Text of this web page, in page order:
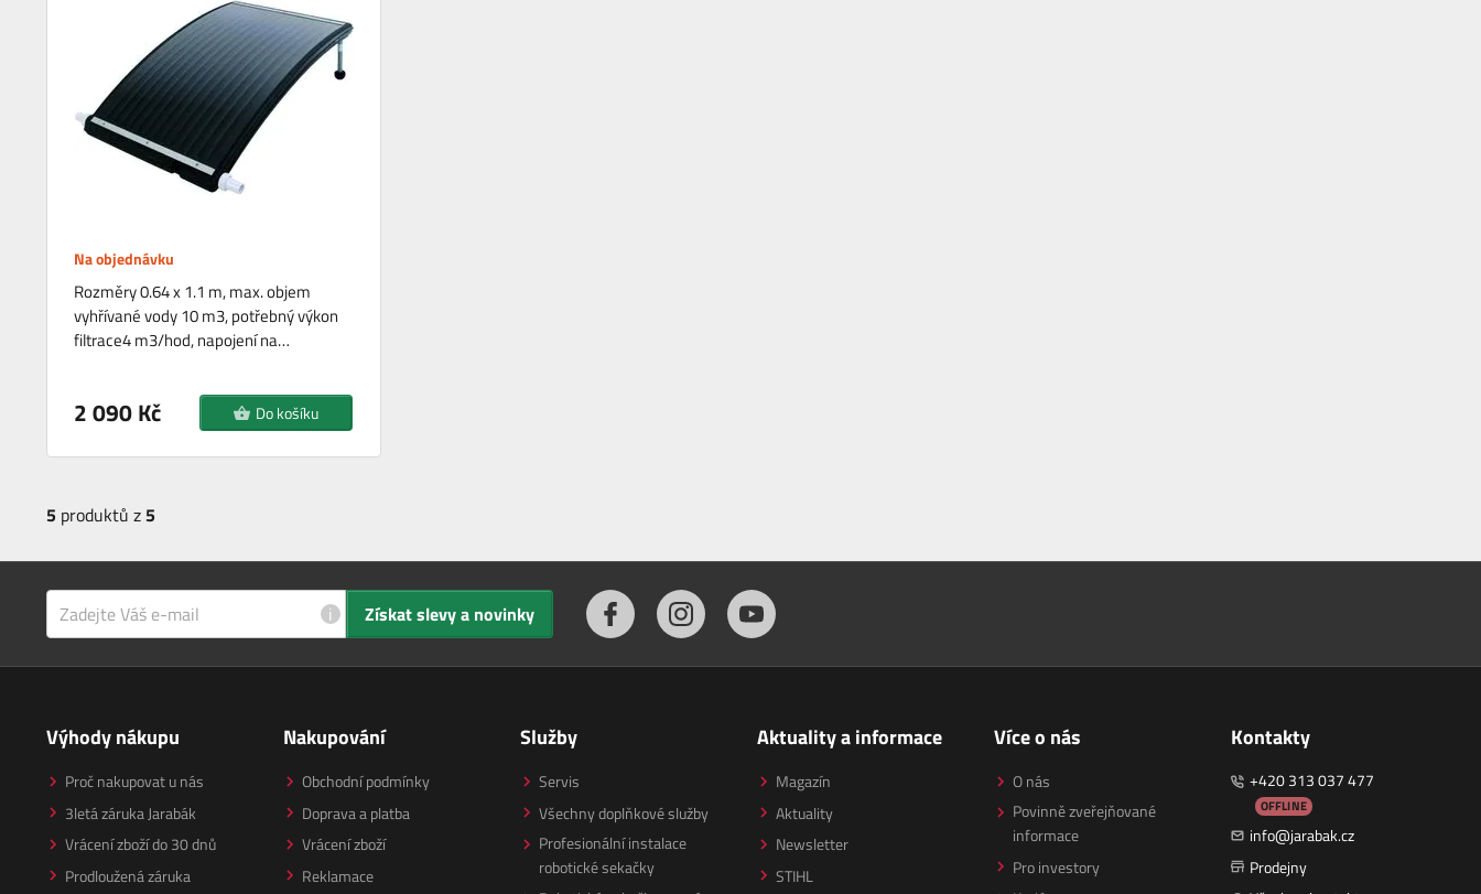
Na objednávku
Rozměry 0.64 x 1.1 m, max. objem
vyhřívané vody 10 m3, potřebný výkon
filtrace4 m3/hod, napojení na…
2 090 Kč Do košíku
5 produktů z 5
i Získat slevy a novinky
Výhody nákupu
Proč nakupovat u nás
3letá záruka Jarabák
Vrácení zboží do 30 dnů
Prodloužená záruka
Nakupování
Obchodní podmínky
Doprava a platba
Vrácení zboží
Reklamace
Služby
Servis
Všechny doplňkové služby
Profesionální instalace
robotické sekačky
Aktuality a informace
Magazín
Aktuality
Newsletter
STIHL
Více o nás
O nás
Povinně zveřejňované
informace
Pro investory
Kontakty
+420 313 037 477
OFFLINE
info@jarabak.cz
Prodejny